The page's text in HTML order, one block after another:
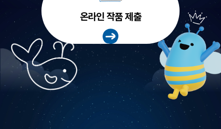
온라인 작품 제출